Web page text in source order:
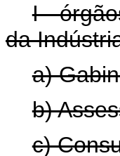
I -
da
a)
b)
c)